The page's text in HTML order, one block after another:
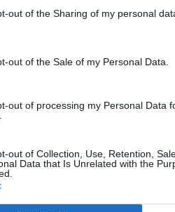
out of the Sharing of my personal
out of the Sale of my Personal Data.
out of processing my Personal Data
out of Collection, Use, Retention,
Data that Is Unrelated with the